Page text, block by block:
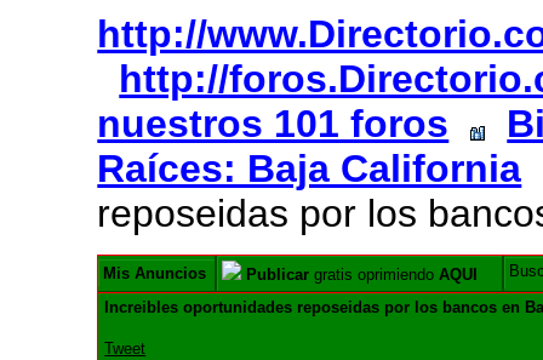
http://
http://
nuestros 101 foros
Raíces: Baja California
reposeidas por los
Mis Anuncios Publicar gratis oprimiendoAQUI
Increibles oportunidades reposeidas por los bancos en
Tweet